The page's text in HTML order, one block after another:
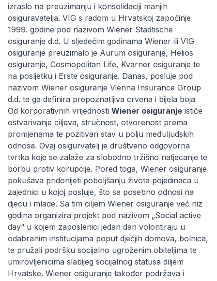
izraslo na preuzimanju i konsolidaciji manjih
osiguravatelja. VIG s radom u Hrvatskoj započinje
1999. godine pod nazivom Wiener Städtische
osiguranje d.d. U sljedećim godinama Wiener ili VIG
osiguranje preuzimalo je Aurum osiguranje, Helios
osiguranje, Cosmopolitan Life, Kvarner osiguranje te
na posljetku i Erste osiguranje. Danas, posluje pod
nazivom Wiener osiguranje Vienna Insurance Group
d.d. te ga definira prepoznatljiva crvena i bijela boja
Od korporativnih vrijednosti Wiener osiguranje ističe
ostvarivanje ciljeva, stručnost, otvorenost prema
promjenama te pozitivan stav u polju međuljudskih
odnosa. Ovaj osigurvatelj je društveno odgovorna
tvrtka koje se zalaže za slobodno tržišno natjecanje te
borbu protiv korupcije. Pored toga, Wiener osiguranje
pokušava pridonijeti poboljšanju života pojedinaca u
zajednici u kojoj posluje, što se posebno odnosi na
djecu i mlade. Sa tim ciljem Wiener osiguranje već niz
godina organizira projekt pod nazivom „Social active
day“ u kojem zaposlenici jedan dan volontiraju u
odabranim institucijama poput dječjih domova, bolnica,
te pružali podršku socijalno ugroženim obiteljima te
umirovljenicima slabijeg socijalnog statusa diljem
Hrvatske. Wiener osiguranje također podržava i